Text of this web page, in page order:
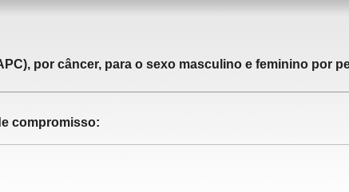
por câncer, para o sexo masculino e feminino por
compromisso: